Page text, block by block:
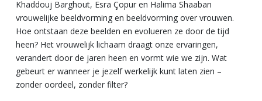
Khaddouj Barghout, Esra Çopur en Halima Shaaban
vrouwelijke beeldvorming en beeldvorming over vrouwen.
Hoe ontstaan deze beelden en evolueren ze door de tijd
heen? Het vrouwelijk lichaam draagt onze ervaringen,
verandert door de jaren heen en vormt wie we zijn. Wat
gebeurt er wanneer je jezelf werkelijk kunt laten zien –
zonder oordeel, zonder filter?